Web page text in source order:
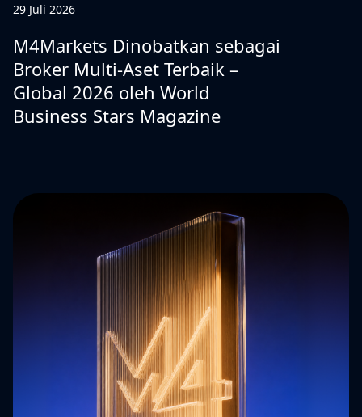
29 Juli 2026
M4Markets Dinobatkan sebagai
Broker Multi-Aset Terbaik –
Global 2026 oleh World
Business Stars Magazine